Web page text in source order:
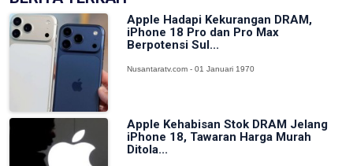
Apple Hadapi Kekurangan DRAM,
iPhone 18 Pro dan Pro Max
Berpotensi Sul...
Nusantaratv.com - 01 Januari 1970
Apple Kehabisan Stok DRAM Jelang
iPhone 18, Tawaran Harga Murah
Ditola...